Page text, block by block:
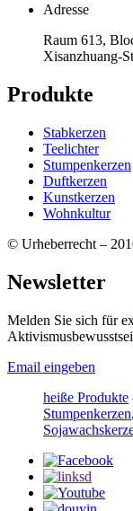
Adresse
Raum 613,
Xisanzhuang-
Produkte
Stabkerzen
Teelichter
Stumpenkerzen
Duftkerzen
Kunstkerzen
Wohnkultur
© Urheberrecht –
Newsletter
Melden Sie sich für
Email eingeben
heiße Produkte
Stumpenkerzen,